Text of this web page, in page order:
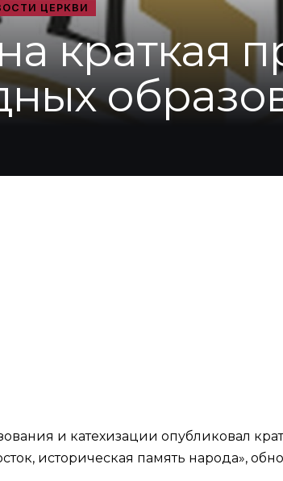
ЦЕРКВИ
краткая
и катехизации опубликовал
историческая память народа»,